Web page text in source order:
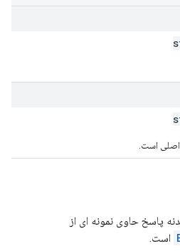
اصلی است.
پاسخ حاوی نمونه ای از
است.